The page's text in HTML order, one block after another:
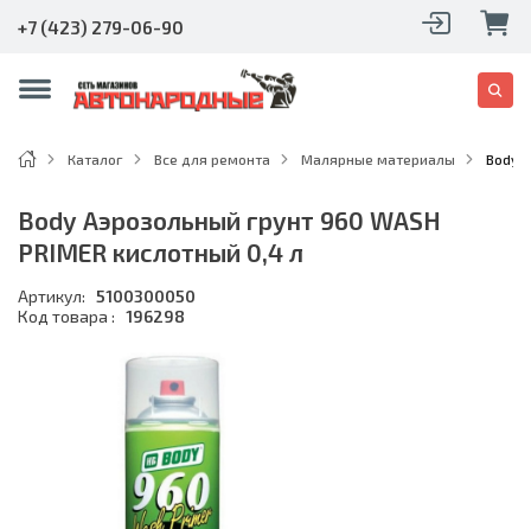
+7 (423) 279-06-90
Каталог Все для ремонта Малярные материалы Body
Body Аэрозольный грунт 960 WASH
PRIMER кислотный 0,4 л
Артикул: 5100300050
Код товара : 196298